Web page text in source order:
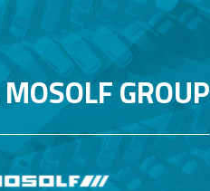
GROUP